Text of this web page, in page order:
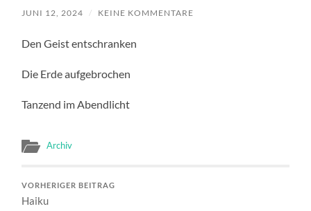
JUNI 12, 2024 / KEINE KOMMENTARE
Den Geist entschranken
Die Erde aufgebrochen
Tanzend im Abendlicht
Archiv
VORHERIGER BEITRAG
Haiku